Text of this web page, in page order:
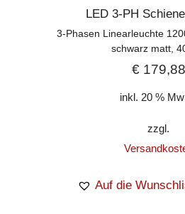
LED 3-PH
3-Phasen Linearleuchte
schwarz matt,
€179,88
inkl. 20 %
zzgl.
Auf die